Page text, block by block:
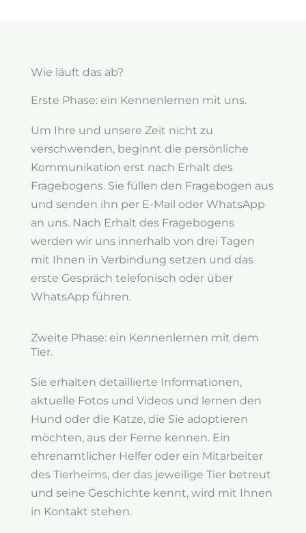
Wie läuft das ab?
Erste Phase: ein Kennenlernen mit uns.
Um Ihre und unsere Zeit nicht zu
verschwenden, beginnt die persönliche
Kommunikation erst nach Erhalt des
Fragebogens. Sie füllen den Fragebogen aus
und senden ihn per E-Mail oder WhatsApp
an uns. Nach Erhalt des Fragebogens
werden wir uns innerhalb von drei Tagen
mit Ihnen in Verbindung setzen und das
erste Gespräch telefonisch oder über
WhatsApp führen.
Zweite Phase: ein Kennenlernen mit dem
Tier.
Sie erhalten detaillierte Informationen,
aktuelle Fotos und Videos und lernen den
Hund oder die Katze, die Sie adoptieren
möchten, aus der Ferne kennen. Ein
ehrenamtlicher Helfer oder ein Mitarbeiter
des Tierheims, der das jeweilige Tier betreut
und seine Geschichte kennt, wird mit Ihnen
in Kontakt stehen.